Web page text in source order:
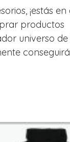
¡estás en
productos
universo de